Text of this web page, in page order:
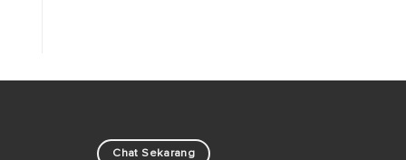
Chat Sekarang